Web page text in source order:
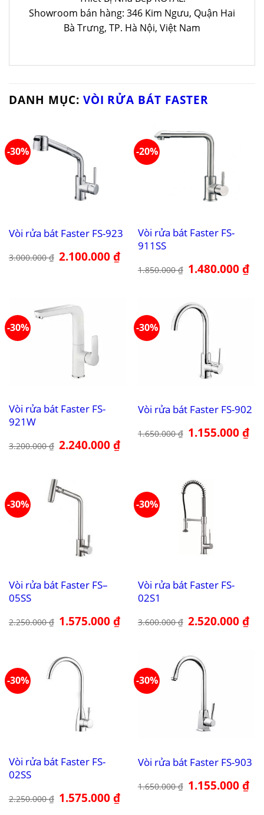
Showroom bán hàng: 346 Kim Ngưu, Quận Hai
Bà Trưng, TP. Hà Nội, Việt Nam
DANH MỤC: VÒI RỬA BÁT FASTER
-30%
Vòi rửa bát Faster FS-923
3.000.000₫ Giá
gốc
2.100.000₫Giá
hiện
-20%
Vòi rửa bát Faster FS-
911SS
1.850.000₫ Giá
gốc
1.480.000₫Giá
-30%
Vòi rửa bát Faster FS-
921W
3.200.000₫ Giá
gốc
2.240.000₫Giá
hiện
-30%
Vòi rửa bát Faster FS-902
1.650.000₫ Giá
gốc
1.155.000₫Giá
-30%
Vòi rửa bát Faster FS–
05SS
2.250.000₫ Giá
gốc
1.575.000₫Giá
hiện
-30%
Vòi rửa bát Faster FS-
02S1
3.600.000₫ Giá
gốc
2.520.000₫Giá
-30%
Vòi rửa bát Faster FS-
02SS
2.250.000₫ Giá
gốc
1.575.000₫Giá
hiện
-30%
Vòi rửa bát Faster FS-903
1.650.000₫ Giá
gốc
1.155.000₫Giá